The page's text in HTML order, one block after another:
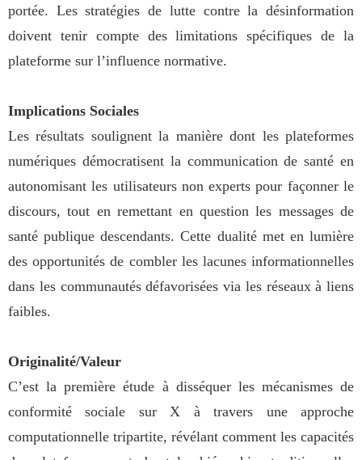
portée. Les stratégies de lutte contre la désinformation
doivent tenir compte des limitations spécifiques de la
plateforme sur l’influence normative.
Implications Sociales
Les résultats soulignent la manière dont les plateformes
numériques démocratisent la communication de santé en
autonomisant les utilisateurs non experts pour façonner le
discours, tout en remettant en question les messages de
santé publique descendants. Cette dualité met en lumière
des opportunités de combler les lacunes informationnelles
dans les communautés défavorisées via les réseaux à liens
faibles.
Originalité/Valeur
C’est la première étude à disséquer les mécanismes de
conformité sociale sur X à travers une approche
computationnelle tripartite, révélant comment les capacités